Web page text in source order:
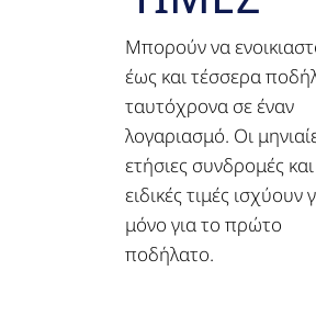
Μπορούν να
έως και τέσσερα
ταυτόχρονα σε έναν
λογαριασμό. Οι
ετήσιες συνδρομές και
ειδικές τιμές ισχύουν
μόνο για το πρώτο
ποδήλατο.